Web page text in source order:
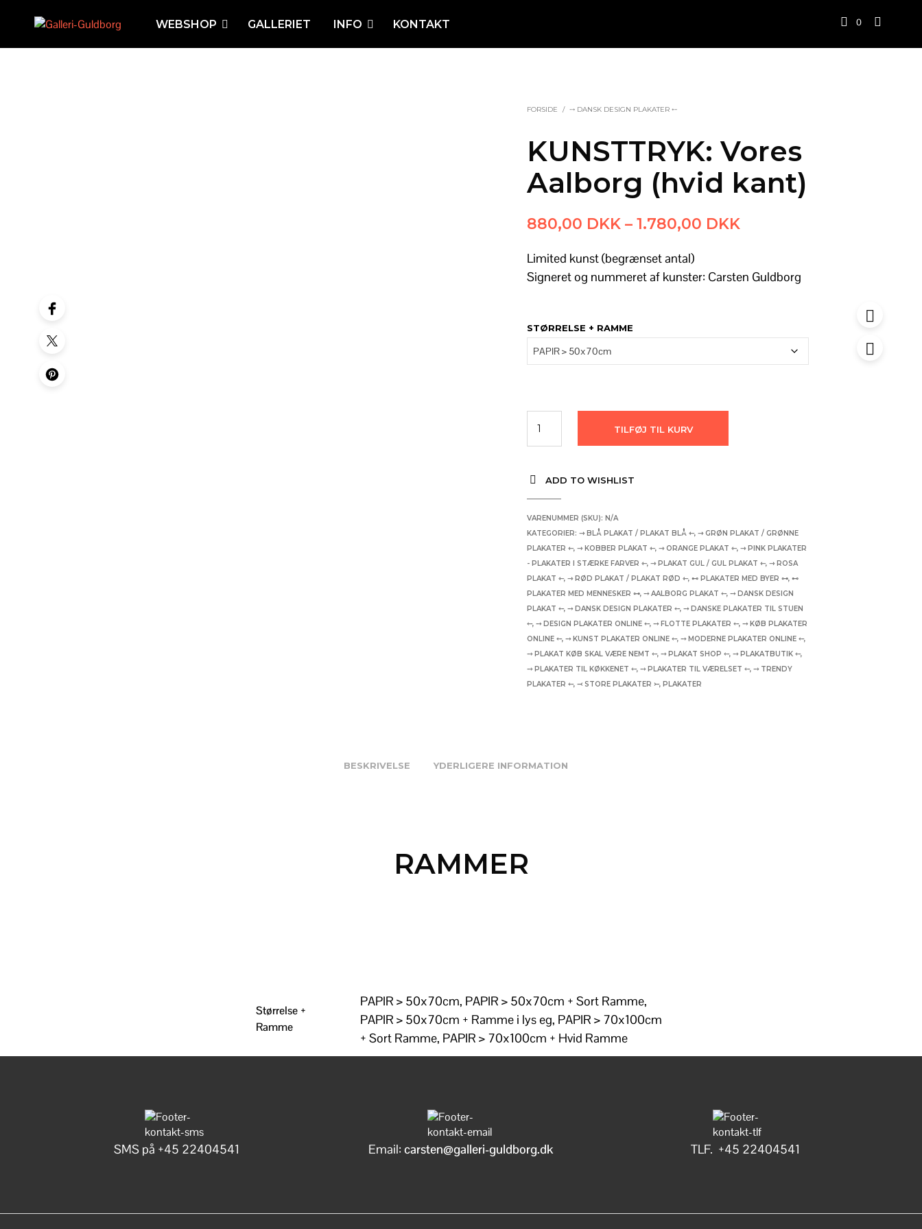
WEBSHOP GALLERIET INFO KONTAKT 0
FORSIDE / ⤍ DANSK DESIGN PLAKATER ⤌
KUNSTTRYK: Vores
Aalborg (hvid kant)
880,00 DKK– 1.780,00 DKKPrisinterval:
til
Limited kunst (begrænset antal)
Signeret og nummeret af kunster: Carsten Guldborg
STØRRELSE + RAMME
TILFØJ TIL KURV
ADD TO WISHLIST
VARENUMMER (SKU):N/A
KATEGORIER:⇾ BLÅ PLAKAT / PLAKAT BLÅ ⇽,⇾ GRØN PLAKAT / GRØNNE
PLAKATER ⇽,⇾ KOBBER PLAKAT ⇽,⇾ ORANGE PLAKAT ⇽,⇾ PINK PLAKATER
- PLAKATER I STÆRKE FARVER ⇽,⇾ PLAKAT GUL / GUL PLAKAT ⇽,⇾ ROSA
PLAKAT ⇽,⇾ RØD PLAKAT / PLAKAT RØD ⇽,⊷ PLAKATER MED BYER ⊶,⊷
PLAKATER MED MENNESKER ⊶,⤍ AALBORG PLAKAT ⤌,⤍ DANSK DESIGN
PLAKAT ⤌,⤍ DANSK DESIGN PLAKATER ⤌,⤍ DANSKE PLAKATER TIL STUEN
⤌,⤍ DESIGN PLAKATER ONLINE ⤌,⤍ FLOTTE PLAKATER ⤌,⤍ KØB PLAKATER
ONLINE ⤌,⤍ KUNST PLAKATER ONLINE ⤌,⤍ MODERNE PLAKATER ONLINE ⤌,
⤍ PLAKAT KØB SKAL VÆRE NEMT ⤌,⤍ PLAKAT SHOP ⤌,⤍ PLAKATBUTIK ⤌,
⤍ PLAKATER TIL KØKKENET ⤌,⤍ PLAKATER TIL VÆRELSET ⤌,⤍ TRENDY
PLAKATER ⤌,⤙ STORE PLAKATER ⤚,PLAKATER
BESKRIVELSE YDERLIGERE INFORMATION
RAMMER
Størrelse +
Ramme
PAPIR > 50x70cm, PAPIR > 50x70cm + Sort Ramme,
PAPIR > 50x70cm + Ramme i lys eg, PAPIR > 70x100cm
+ Sort Ramme, PAPIR > 70x100cm + Hvid Ramme
SMS på +45 22404541 Email:carsten@galleri-guldborg.dk TLF. +45 22404541